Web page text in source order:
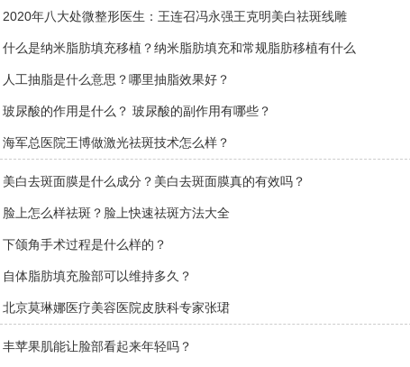
2020年八大处微整形医生：王连召冯永强王克明美白祛斑线雕
预约多少钱？
什么是纳米脂肪填充移植？纳米脂肪填充和常规脂肪移植有什么
区别？
人工抽脂是什么意思？哪里抽脂效果好？
玻尿酸的作用是什么？ 玻尿酸的副作用有哪些？
海军总医院王博做激光祛斑技术怎么样？
美白去斑面膜是什么成分？美白去斑面膜真的有效吗？
脸上怎么样祛斑？脸上快速祛斑方法大全
下颌角手术过程是什么样的？
自体脂肪填充脸部可以维持多久？
北京莫琳娜医疗美容医院皮肤科专家张珺
丰苹果肌能让脸部看起来年轻吗？